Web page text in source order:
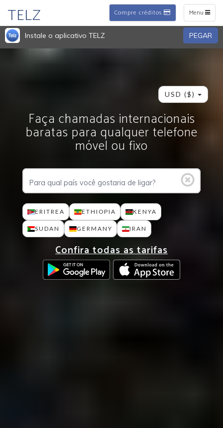
Toggle
navigation
Menu
Toggle
navigation
Compre créditos
TELZ
Instale o aplicativo TELZ PEGAR
USD ($)
Faça chamadas internacionais
baratas para qualquer telefone
móvel ou fixo
ERITREA ETHIOPIA KENYA
SUDAN GERMANY IRAN
Confira todas as tarifas